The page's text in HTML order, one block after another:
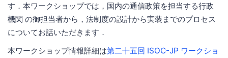
す．本ワークショップでは，国内の通信政策を担当する行政
機関 の御担当者から，法制度の設計から実装までのプロセス
についてお話いただきます．
本ワークショップ情報詳細は第二十五回 ISOC-JP ワークショ